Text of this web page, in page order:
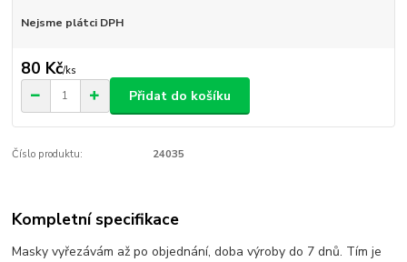
Nejsme plátci DPH
80 Kč/ks
Přidat do košíku
Číslo produktu: 24035
Kompletní specifikace
Masky vyřezávám až po objednání, doba výroby do 7 dnů. Tím je